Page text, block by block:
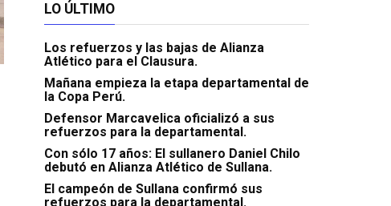
LO ÚLTIMO
Los refuerzos y las bajas de Alianza
Atlético para el Clausura.
Mañana empieza la etapa departamental de
la Copa Perú.
Defensor Marcavelica oficializó a sus
refuerzos para la departamental.
Con sólo 17 años: El sullanero Daniel Chilo
debutó en Alianza Atlético de Sullana.
El campeón de Sullana confirmó sus
refuerzos para la departamental.